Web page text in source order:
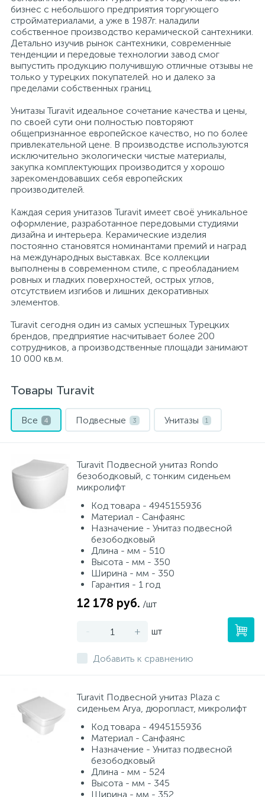
бизнес с небольшого предприятия торгующего
стройматериалами, а уже в 1987г. наладили
собственное производство керамической сантехники.
Детально изучив рынок сантехники, современные
тенденции и передовые технологии завод смог
выпустить продукцию получившую отличные отзывы не
только у турецких покупателей. но и далеко за
пределами собственных границ.
Унитазы Turavit идеальное сочетание качества и цены,
по своей сути они полностью повторяют
общепризнанное европейское качество, но по более
привлекательной цене. В производстве используются
исключительно экологически чистые материалы,
закупка комплектующих производится у хорошо
зарекомендовавших себя европейских
производителей.
Каждая серия унитазов Turavit имеет своё уникальное
оформление, разработанное передовыми студиями
дизайна и интерьера. Керамические изделия
постоянно становятся номинантами премий и наград
на международных выставках. Все коллекции
выполнены в современном стиле, с преобладанием
ровных и гладких поверхностей, острых углов,
отсутствием изгибов и лишних декоративных
элементов.
Turavit сегодня один из самых успешных Турецких
брендов, предприятие насчитывает более 200
сотрудников, а производственные площади занимают
10 000 кв.м.
Товары Turavit
Все 4 Подвесные 3 Унитазы 1
Turavit Подвесной унитаз Rondo
безободковый, с тонким сиденьем
микролифт
Код товара - 4945155936
Материал - Санфаянс
Назначение - Унитаз подвесной
безободковый
Длина - мм - 510
Высота - мм - 350
Ширина - мм - 350
Гарантия - 1 год
12 178 руб. /шт
- + шт
Добавить к сравнению
Turavit Подвесной унитаз Plaza с
сиденьем Arya, дюропласт, микролифт
Код товара - 4945155936
Материал - Санфаянс
Назначение - Унитаз подвесной
безободковый
Длина - мм - 524
Высота - мм - 345
Ширина - мм - 352
Мебель для ванной и зеркала
Раковины
Антивандальная сантехника
Сантехника и оборудование для людей с ограниченными
возможностями.
Инсталляции
Полотенцесушители
Сифоны и выпуски
Системы контроля протечки воды
Внутрипольные конвектора
Электрические конвекторы
Электрический водонагреватель 65 л.
Электрический водонагреватель 75 л.
Электрический водонагреватель 100 л.
Электрический водонагреватель 120 л.
Электрический водонагреватель 150 л.